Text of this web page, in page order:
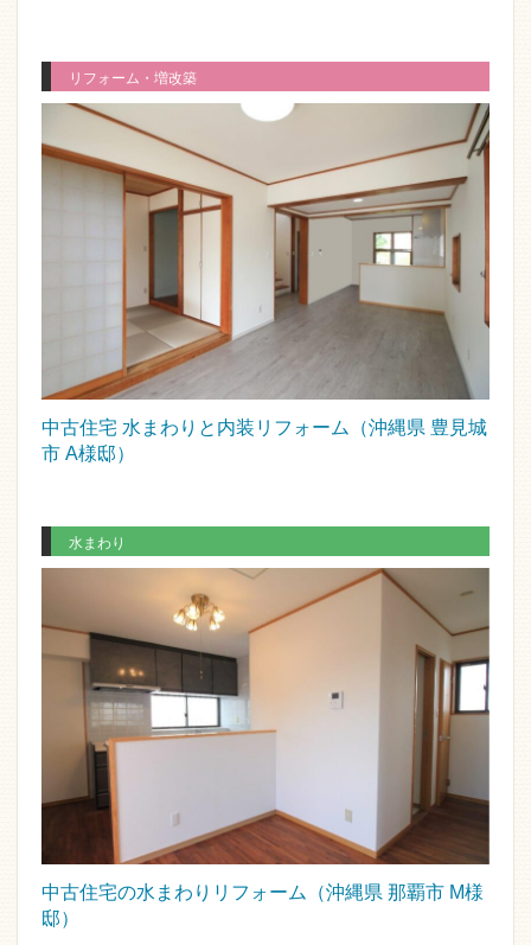
リフォーム・増改築
中古住宅 水まわりと内装リフォーム（沖縄県 豊見城
市 A様邸）
水まわり
中古住宅の水まわりリフォーム（沖縄県 那覇市 M様
邸）